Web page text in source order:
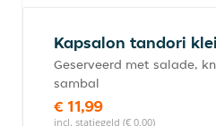
Kapsalon tandori
Geserveerd met salade,
sambal
€ 11,99
incl. statiegeld (€ 0,00)